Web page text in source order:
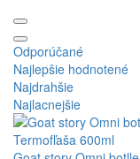
Odporúčané
Najlepšie hodnotené
Najdrahšie
Najlacnejšie